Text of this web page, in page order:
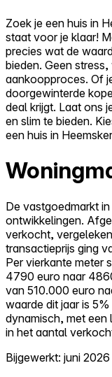
Zoek je een huis in
staat voor je klaar!
precies wat de
bieden. Geen
aankoopproces. Of
doorgewinterde
deal krijgt. Laat ons
en slim te bieden.
een huis in
De vastgoedmarkt
ontwikkelingen.
verkocht,
transactieprijs ging
Per vierkante meter
4790 euro naar
van 510.000 euro
waarde dit jaar is
dynamisch, met een
in het aantal
Bijgewerkt: juni 2026